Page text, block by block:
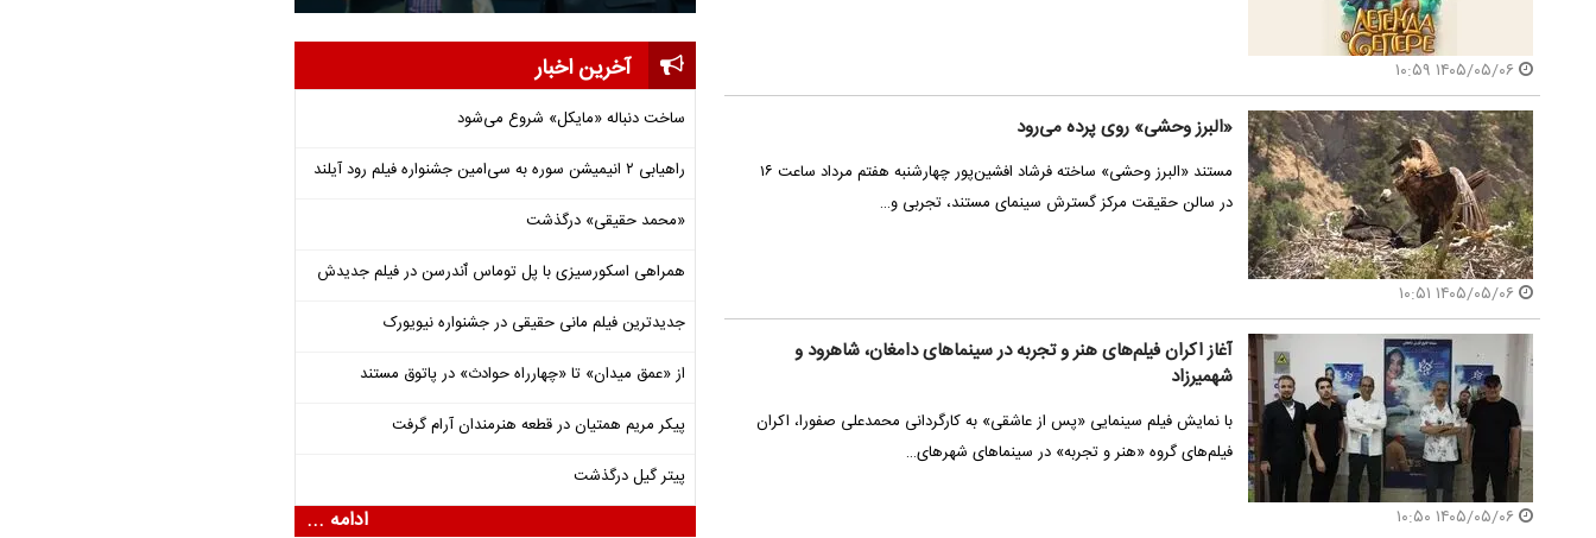
«البرز وحشی» روی پرده می‌رود
مستند «البرز وحشی» ساخته فرشاد افشین‌پور چهارشنبه هفتم مرداد ساعت ۱۶
در سالن حقیقت مرکز گسترش سینمای مستند، تجربی و…
آغاز اکران فیلم‌های هنر و تجربه در سینماهای دامغان، شاهرود و
شهمیرزاد
با نمایش فیلم سینمایی «پس از عاشقی» به کارگردانی محمدعلی صفورا، اکران
فیلم‌های گروه «هنر و تجربه» در سینماهای شهرهای…
آخرین اخبار
ساخت دنباله «مایکل» شروع می‌شود
راهیابی ۲ انیمیشن سوره به سی‌امین جشنواره فیلم رود آیلند
«محمد حقیقی» درگذشت
همراهی اسکورسیزی با پل توماس ٱندرسن در فیلم جدیدش
جدیدترین فیلم مانی حقیقی در جشنواره نیویورک
از «عمق میدان» تا «چهارراه حوادث» در پاتوق مستند
پیکر مریم همتیان در قطعه هنرمندان آرام گرفت
پیتر گیل درگذشت
ادامه ...